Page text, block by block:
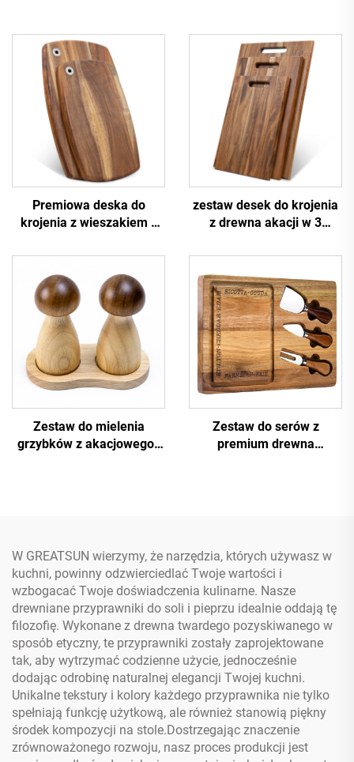
Premiowa deska do
krojenia z wieszakiem z
zestaw desek do krojenia
z drewna akacji w 3
Zestaw do mielenia
grzybków z akacjowego i
Zestaw do serów z
premium drewna
W GREATSUN wierzymy, że narzędzia, których używasz w
kuchni, powinny odzwierciedlać Twoje wartości i
wzbogacać Twoje doświadczenia kulinarne. Nasze
drewniane przyprawniki do soli i pieprzu idealnie oddają tę
filozofię. Wykonane z drewna twardego pozyskiwanego w
sposób etyczny, te przyprawniki zostały zaprojektowane
tak, aby wytrzymać codzienne użycie, jednocześnie
dodając odrobinę naturalnej elegancji Twojej kuchni.
Unikalne tekstury i kolory każdego przyprawnika nie tylko
spełniają funkcję użytkową, ale również stanowią piękny
środek kompozycji na stole.Dostrzegając znaczenie
zrównoważonego rozwoju, nasz proces produkcji jest